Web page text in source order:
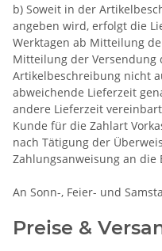
b) Soweit in der
angeben wird, erfolgt die
Werktagen ab Mitteilung
Mitteilung der Versendung
Artikelbeschreibung nicht
abweichende Lieferzeit
andere Lieferzeit
Kunde für die Zahlart
nach Tätigung der
Zahlungsanweisung an die
An Sonn-, Feier- und
Preise &